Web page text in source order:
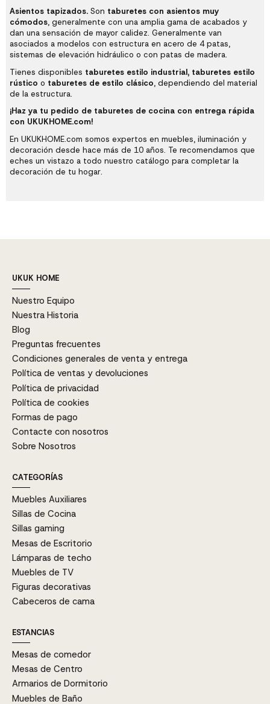
Asientos tapizados. Son taburetes con asientos muy
cómodos, generalmente con una amplia gama de acabados y
dan una sensación de mayor calidez. Generalmente van
asociados a modelos con estructura en acero de 4 patas,
sistemas de elevación hidráulico o con patas de madera.
Tienes disponibles taburetes estilo industrial, taburetes estilo
rústico o taburetes de estilo clásico, dependiendo del material
de la estructura.
¡Haz ya tu pedido de taburetes de cocina con entrega rápida
con UKUKHOME.com!
En UKUKHOME.com somos expertos enmuebles, iluminación y
decoración desde hace más de 10 años. Te recomendamos que
eches un vistazo a todo nuestro catálogo para completar la
decoración de tu hogar.
UKUK HOME
Nuestro Equipo
Nuestra Historia
Blog
Preguntas frecuentes
Condiciones generales de venta y entrega
Política de ventas y devoluciones
Política de privacidad
Política de cookies
Formas de pago
Contacte con nosotros
Sobre Nosotros
CATEGORÍAS
Muebles Auxiliares
Sillas de Cocina
Sillas gaming
Mesas de Escritorio
Lámparas de techo
Muebles de TV
Figuras decorativas
Cabeceros de cama
ESTANCIAS
Mesas de comedor
Mesas de Centro
Armarios de Dormitorio
Muebles de Baño